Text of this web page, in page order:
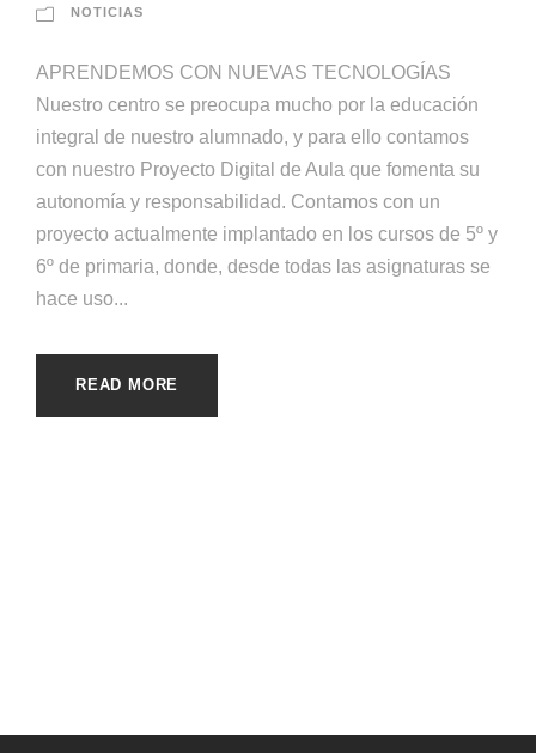
NOTICIAS
APRENDEMOS CON NUEVAS TECNOLOGÍAS
Nuestro centro se preocupa mucho por la educación
integral de nuestro alumnado, y para ello contamos
con nuestro Proyecto Digital de Aula que fomenta su
autonomía y responsabilidad. Contamos con un
proyecto actualmente implantado en los cursos de 5º y
6º de primaria, donde, desde todas las asignaturas se
hace uso...
READ MORE